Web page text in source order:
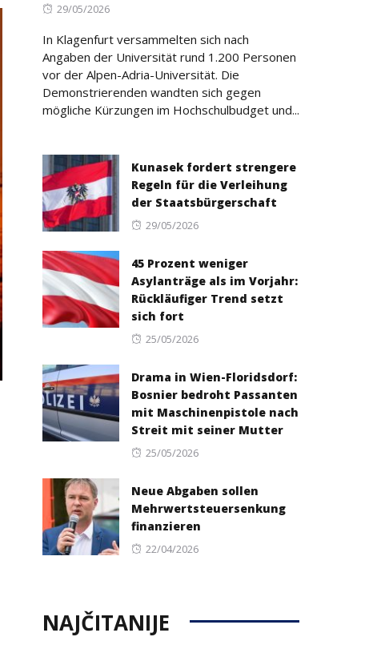
Posted
29/05/2026
In Klagenfurt versammelten sich nach
Angaben der Universität rund 1.200 Personen
vor der Alpen-Adria-Universität. Die
Demonstrierenden wandten sich gegen
mögliche Kürzungen im Hochschulbudget und...
Kunasek fordert strengere
Regeln für die Verleihung
der Staatsbürgerschaft
Posted
29/05/2026
45 Prozent weniger
Asylanträge als im Vorjahr:
Rückläufiger Trend setzt
sich fort
Posted
25/05/2026
Drama in Wien-Floridsdorf:
Bosnier bedroht Passanten
mit Maschinenpistole nach
Streit mit seiner Mutter
Posted
25/05/2026
Neue Abgaben sollen
Mehrwertsteuersenkung
finanzieren
Posted
22/04/2026
NAJČITANIJE